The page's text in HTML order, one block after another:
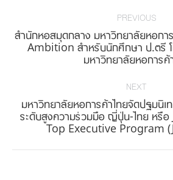
PREVIOUS
post:
สำนักหอสมุดกลาง มหาวิทยาลัยหอกา
Ambition สำหรับนักศึกษา ป.ตรี โ
มหาวิทยาลัยหอการค้
NEXT
Next
post:
มหาวิทยาลัยหอการค้าไทยจัดปฐมนิ
ระดับสูงความร่วมมือ ญี่ปุ่น-ไทย หรื
Top Executive Program